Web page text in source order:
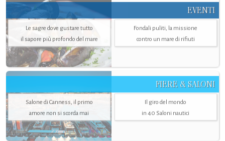
EVENTI
Le sagre dove gustare tutto
il sapore più profondo del mare
Fondali puliti, la missione
contro un mare di rifiuti
FIERE & SALONI
Salone di Canness, il primo
amore non si scorda mai
Il giro del mondo
in 40 Saloni nautici